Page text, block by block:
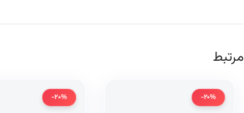
مرتبط
-20%
-20%